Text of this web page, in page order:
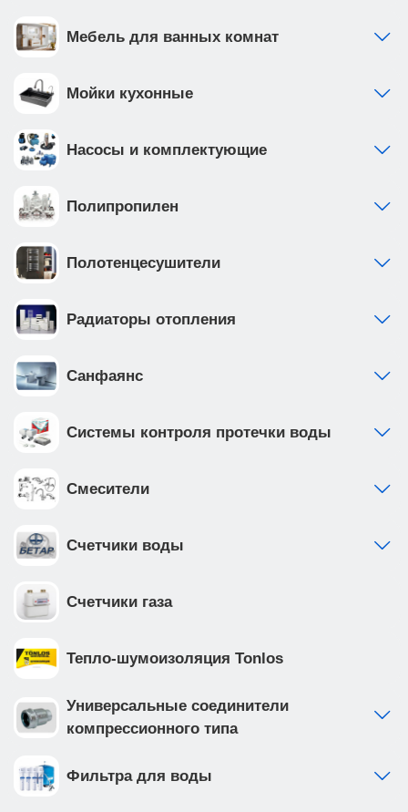
Мебель для ванных комнат
Мойки кухонные
Насосы и комплектующие
Полипропилен
Полотенцесушители
Радиаторы отопления
Санфаянс
Системы контроля протечки воды
Смесители
Счетчики воды
Счетчики газа
Тепло-шумоизоляция Tonlos
Универсальные соединители
компрессионного типа
Фильтра для воды